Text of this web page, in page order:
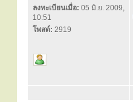
ลงทะเบียนเมื่อ: 05 มิ.ย. 2009,
10:51
โพสต์: 2919